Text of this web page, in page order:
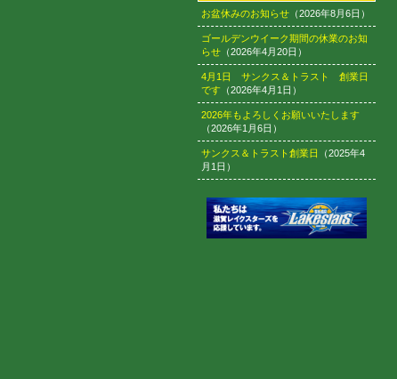
お盆休みのお知らせ （2026年8月6日）
ゴールデンウイーク期間の休業のお知
らせ （2026年4月20日）
4月1日 サンクス＆トラスト 創業日
です （2026年4月1日）
2026年もよろしくお願いいたします
（2026年1月6日）
サンクス＆トラスト創業日
（2025年4
月1日）